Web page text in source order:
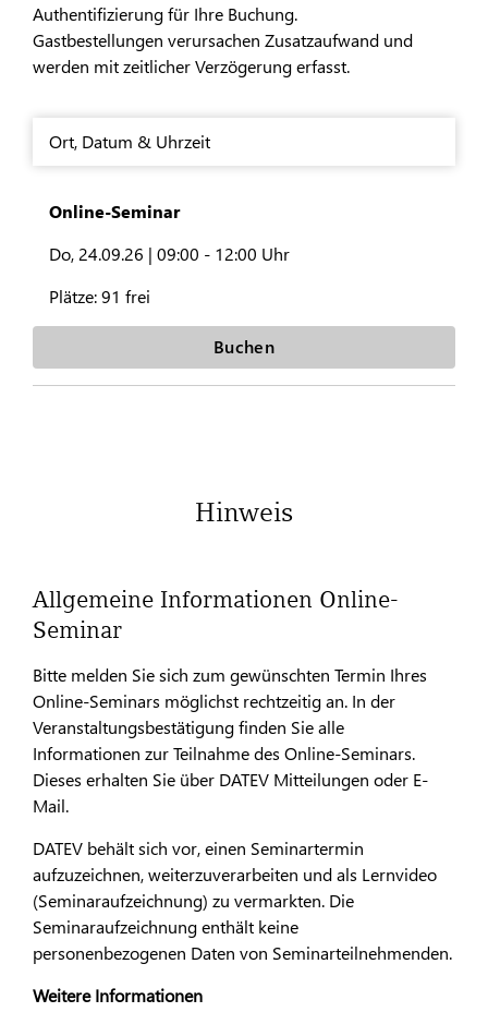
Authentifizierung für Ihre Buchung.
Gastbestellungen verursachen Zusatzaufwand und
werden mit zeitlicher Verzögerung erfasst.
Ort, Datum & Uhrzeit
Online-Seminar
Do, 24.09.26 | 09:00 - 12:00 Uhr
Plätze:91 frei
Buchen
Hinweis
Allgemeine Informationen Online-
Seminar
Bitte melden Sie sich zum gewünschten Termin Ihres
Online-Seminars möglichst rechtzeitig an. In der
Veranstaltungsbestätigung finden Sie alle
Informationen zur Teilnahme des Online-Seminars.
Dieses erhalten Sie über DATEV Mitteilungen oder E-
Mail.
DATEV behält sich vor, einen Seminartermin
aufzuzeichnen, weiterzuverarbeiten und als Lernvideo
(Seminaraufzeichnung) zu vermarkten. Die
Seminaraufzeichnung enthält keine
personenbezogenen Daten von Seminarteilnehmenden.
Weitere Informationen